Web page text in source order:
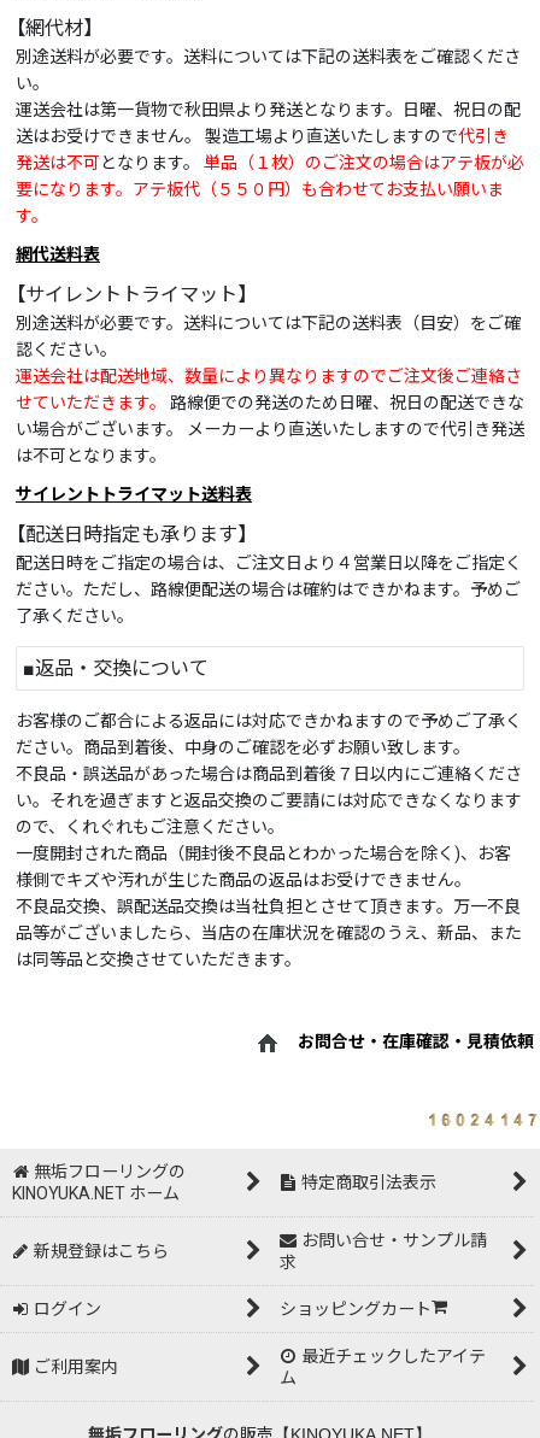
【網代材】
別途送料が必要です。送料については下記の送料表をご確認くださ
い。
運送会社は第一貨物で秋田県より発送となります。日曜、祝日の配
送はお受けできません。 製造工場より直送いたしますので代引き
発送は不可となります。 単品（１枚）のご注文の場合はアテ板が必
要になります。アテ板代（５５０円）も合わせてお支払い願いま
す。
網代送料表
【サイレントトライマット】
別途送料が必要です。送料については下記の送料表（目安）をご確
認ください。
運送会社は配送地域、数量により異なりますのでご注文後ご連絡さ
せていただきます。
路線便での発送のため日曜、祝日の配送できな
い場合がございます。 メーカーより直送いたしますので代引き発送
は不可となります。
サイレントトライマット送料表
【配送日時指定も承ります】
配送日時をご指定の場合は、ご注文日より４営業日以降をご指定く
ださい。ただし、路線便配送の場合は確約はできかねます。予めご
了承ください。
■返品・交換について
お客様のご都合による返品には対応できかねますので予めご了承く
ださい。商品到着後、中身のご確認を必ずお願い致します。
不良品・誤送品があった場合は商品到着後７日以内にご連絡くださ
い。それを過ぎますと返品交換のご要請には対応できなくなります
ので、くれぐれもご注意ください。
一度開封された商品（開封後不良品とわかった場合を除く)、お客
様側でキズや汚れが生じた商品の返品はお受けできません。
不良品交換、誤配送品交換は当社負担とさせて頂きます。万一不良
品等がございましたら、当店の在庫状況を確認のうえ、新品、また
は同等品と交換させていただきます。
お問合せ・在庫確認・見積依頼
無垢フローリングの
KINOYUKA.NET ホーム
特定商取引法表示
新規登録はこちら
お問い合せ・サンプル請
求
ログイン ショッピングカート
ご利用案内
最近チェックしたアイテ
ム